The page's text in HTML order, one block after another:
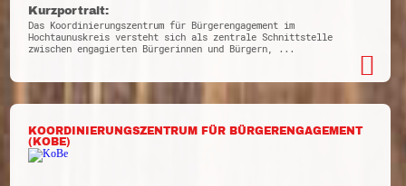
Kurzportrait:
Das Koordinierungszentrum für Bürgerengagement im
Hochtaunuskreis versteht sich als zentrale Schnittstelle
zwischen engagierten Bürgerinnen und Bürgern, ...
KOORDINIERUNGSZENTRUM FÜR BÜRGERENGAGEMENT
(KOBE)